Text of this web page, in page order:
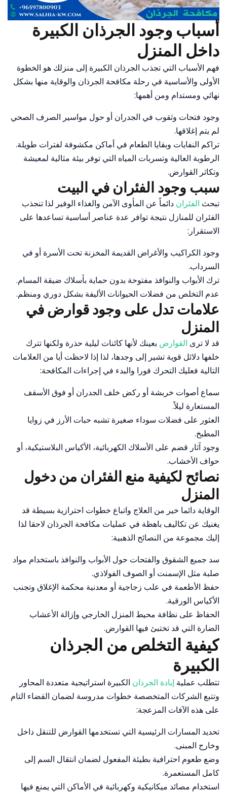
أسباب وجود الجرذان الكبيرة
داخل المنزل
فهم الأسباب التي تجذب الجرذان الكبيرة إلى منزلك هو الخطوة
الأولى والأساسية في رحلة مكافحة الجرذان والوقاية منها بشكل
نهائي ومستدام ومن أهمها:
وجود فتحات وثقوب في الجدران أو حول مواسير الصرف الصحي
لم يتم إغلاقها.
تراكم النفايات وبقايا الطعام في أماكن مكشوفة لفترات طويلة.
الرطوبة العالية وتسربات المياه التي توفر بيئة مثالية لمعيشة
وتكاثر القوارض.
سبب وجود الفئران في البيت
تبحث الفئران دائماً عن المأوى الآمن والغذاء الوفير لذا تنجذب
الفئران للمنازل نتيجة توافر عدة عناصر أساسية تساعدها على
الاستقرار:
وجود الكراكيب والأغراض القديمة المخزنة تحت الأسرة أو في
السرداب.
ترك الأبواب والنوافذ مفتوحة بدون حماية بأسلاك ضيقة المسام.
عدم التخلص من فضلات الحيوانات الأليفة بشكل دوري ومنظم.
علامات تدل على وجود قوارض في
المنزل
قد لا ترى القوارض بعينك لأنها كائنات ليلية حذرة ولكنها تترك
خلفها دلائل قوية تشير إلى وجدها، لذا إذا لاحظت أيا من العلامات
التالية فعليك التحرك فورا والبدء في إجراءات المكافحة:
سماع أصوات خربشة أو ركض خلف الجدران أو فوق الأسقف
المستعارة ليلاً.
العثور على فضلات سوداء صغيرة تشبه حبات الأرز في زوايا
المطبخ.
وجود آثار قضم على الأسلاك الكهربائية، الأكياس البلاستيكية، أو
حواف الأخشاب.
نصائح لكيفية منع الفئران من دخول
المنزل
الوقاية دائما خير من العلاج واتباع خطوات احترازية بسيطة قد
يغنيك عن تكاليف باهظة في عمليات مكافحة الجرذان لاحقا لذا
إليك مجموعة من النصائح الذهبية:
سد جميع الشقوق والفتحات حول الأبواب والنوافذ باستخدام مواد
صلبة مثل الإسمنت أو الصوف الفولاذي.
حفظ الأطعمة في علب زجاجية أو معدنية محكمة الإغلاق وتجنب
الأكياس الورقية.
الحفاظ على نظافة محيط المنزل الخارجي وإزالة الأعشاب
الضارة التي قد تختبئ فيها القوارض.
كيفية التخلص من الجرذان
الكبيرة
تتطلب عملية إبادة الجرذان الكبيرة استراتيجية متعددة المحاور
وتتبع الشركات المتخصصة خطوات مدروسة لضمان القضاء التام
على هذه الآفات المزعجة:
تحديد المسارات الرئيسية التي تستخدمها القوارض للتنقل داخل
وخارج المبنى.
وضع طعوم احترافية بطيئة المفعول لضمان انتقال السم إلى
كامل المستعمرة.
استخدام مصائد ميكانيكية وكهربائية في الأماكن التي يمنع فيها